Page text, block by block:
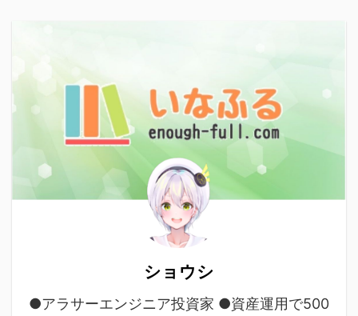
ショウシ
●アラサーエンジニア投資家 ●資産運用で500